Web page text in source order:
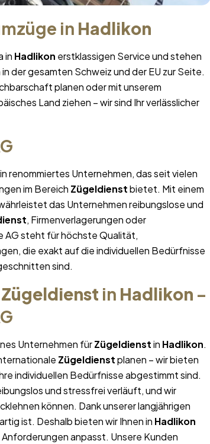
in Hadlikon
in Hadlikon erstklassigen Service und stehen
der gesamten Schweiz und der EU zur Seite.
planen oder mit unserem
Land ziehen – wir sind Ihr verlässlicher
renommiertes Unternehmen, das seit vielen
im Bereich Zügeldienstbietet. Mit einem
das Unternehmen reibungslose und
, Firmenverlagerungen oder
AG steht für höchste Qualität,
die exakt auf die individuellen Bedürfnisse
sind.
Zügeldienst in Hadlikon –
Unternehmen fürZügeldienstin Hadlikon.
Zügeldienstplanen – wir bieten
individuellen Bedürfnisse abgestimmt sind.
und stressfrei verläuft, und wir
können. Dank unserer langjährigen
ist. Deshalb bieten wir Ihnen in Hadlikon
anpasst. Unsere Kunden